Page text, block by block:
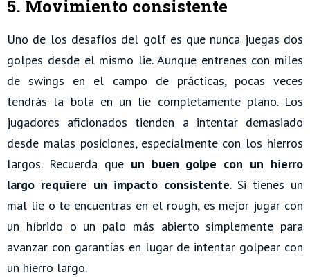
5. Movimiento consistente
Uno de los desafíos del golf es que nunca juegas dos
golpes desde el mismo lie. Aunque entrenes con miles
de swings en el campo de prácticas, pocas veces
tendrás la bola en un lie completamente plano. Los
jugadores aficionados tienden a intentar demasiado
desde malas posiciones, especialmente con los hierros
largos. Recuerda que un buen golpe con un hierro
largo requiere un impacto consistente. Si tienes un
mal lie o te encuentras en el rough, es mejor jugar con
un híbrido o un palo más abierto simplemente para
avanzar con garantías en lugar de intentar golpear con
un hierro largo.